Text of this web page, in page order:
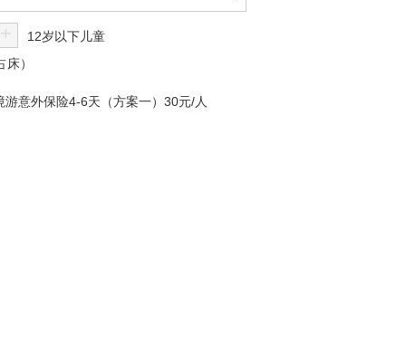
+ 12岁以下儿童
床）
游意外保险4-6天（方案一）30元/人